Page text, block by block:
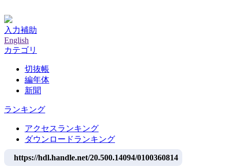
入力補助
English
カテゴリ
切抜帳
編年体
新聞
ランキング
アクセスランキング
ダウンロードランキング
https://hdl.handle.net/20.500.14094/0100360814